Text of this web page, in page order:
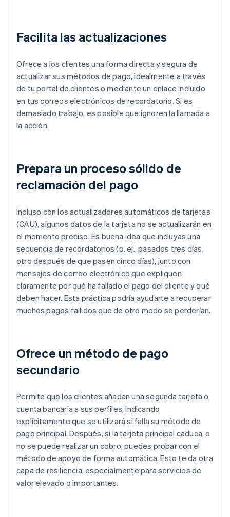
Facilita las actualizaciones
Ofrece a los clientes una forma directa y segura de
actualizar sus métodos de pago, idealmente a través
de tu portal de clientes o mediante un enlace incluido
en tus correos electrónicos de recordatorio. Si es
demasiado trabajo, es posible que ignoren la llamada a
la acción.
Prepara un proceso sólido de
reclamación del pago
Incluso con los actualizadores automáticos de tarjetas
(CAU), algunos datos de la tarjeta no se actualizarán en
el momento preciso. Es buena idea que incluyas una
secuencia de recordatorios (p. ej., pasados tres días,
otro después de que pasen cinco días), junto con
mensajes de correo electrónico que expliquen
claramente por qué ha fallado el pago del cliente y qué
deben hacer. Esta práctica podría ayudarte a recuperar
muchos pagos fallidos que de otro modo se perderían.
Ofrece un método de pago
secundario
Permite que los clientes añadan una segunda tarjeta o
cuenta bancaria a sus perfiles, indicando
explícitamente que se utilizará si falla su método de
pago principal. Después, si la tarjeta principal caduca, o
no se puede realizar un cobro, puedes probar con el
método de apoyo de forma automática. Esto te da otra
capa de resiliencia, especialmente para servicios de
valor elevado o importantes.